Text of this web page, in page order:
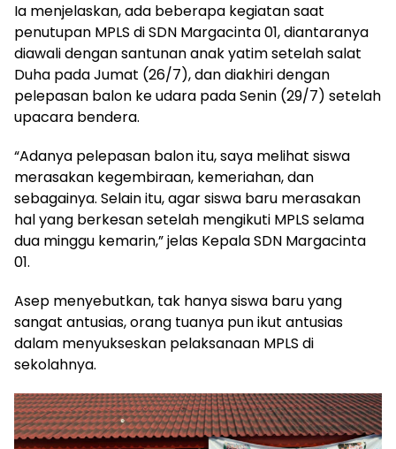
Ia menjelaskan, ada beberapa kegiatan saat
penutupan MPLS di SDN Margacinta 01, diantaranya
diawali dengan santunan anak yatim setelah salat
Duha pada Jumat (26/7), dan diakhiri dengan
pelepasan balon ke udara pada Senin (29/7) setelah
upacara bendera.
“Adanya pelepasan balon itu, saya melihat siswa
merasakan kegembiraan, kemeriahan, dan
sebagainya. Selain itu, agar siswa baru merasakan
hal yang berkesan setelah mengikuti MPLS selama
dua minggu kemarin,” jelas Kepala SDN Margacinta
01.
Asep menyebutkan, tak hanya siswa baru yang
sangat antusias, orang tuanya pun ikut antusias
dalam menyukseskan pelaksanaan MPLS di
sekolahnya.